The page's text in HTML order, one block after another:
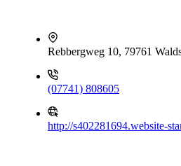
Rebbergweg 10, 79761
(07741) 808605
http://s402281694.website-